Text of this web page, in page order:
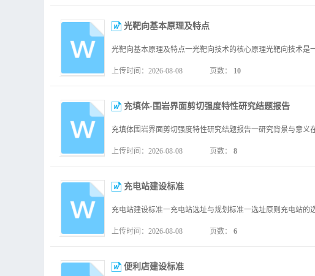
光靶向基本原理及特点
上传时间：2026-08-08 页数： 10
充填体-围岩界面剪切强度特性研究结题报告
上传时间：2026-08-08 页数： 8
充电站建设标准
上传时间：2026-08-08 页数： 6
便利店建设标准